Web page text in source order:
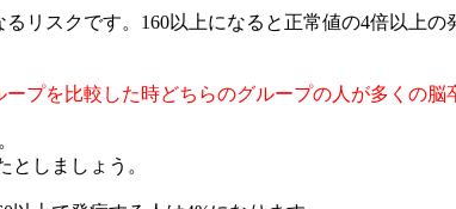
リスクです。160以上になると正常値の4倍以上の
プを比較した時どちらのグループの人が多くの脳
としましょう。